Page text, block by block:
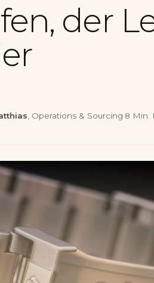
der
, Operations & Sourcing·8 Min.